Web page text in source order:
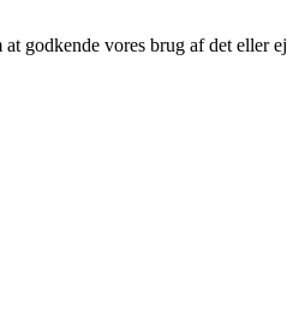
godkende vores brug af det eller